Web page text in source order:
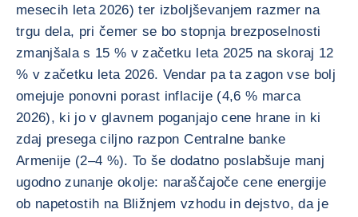
mesecih leta 2026) ter izboljševanjem razmer na
trgu dela, pri čemer se bo stopnja brezposelnosti
zmanjšala s 15 % v začetku leta 2025 na skoraj 12
% v začetku leta 2026. Vendar pa ta zagon vse bolj
omejuje ponovni porast inflacije (4,6 % marca
2026), ki jo v glavnem poganjajo cene hrane in ki
zdaj presega ciljno razpon Centralne banke
Armenije (2–4 %). To še dodatno poslabšuje manj
ugodno zunanje okolje: naraščajoče cene energije
ob napetostih na Bližnjem vzhodu in dejstvo, da je